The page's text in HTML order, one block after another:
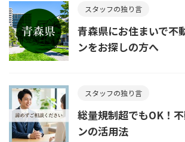
スタッフの独り言
青森県にお住まいで不
ンをお探しの方へ
スタッフの独り言
総量規制超でもOK！
ンの活用法